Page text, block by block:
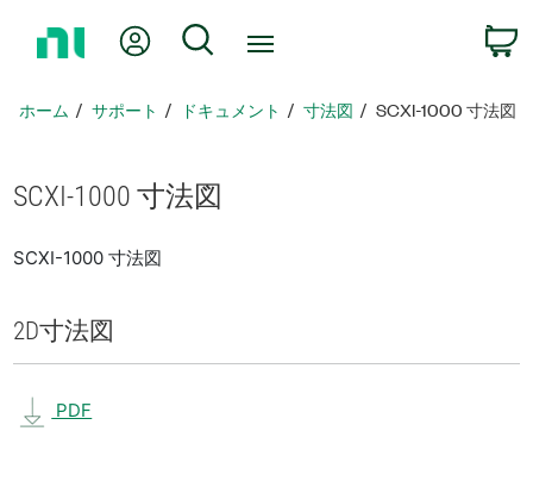
ペ
に
戻
Myアカウント
検索
ホーム サポート ドキュメント 寸法図 SCXI-1000 寸法図
SCXI-1000 寸法図
SCXI-1000 寸法図
2D寸法図
PDF